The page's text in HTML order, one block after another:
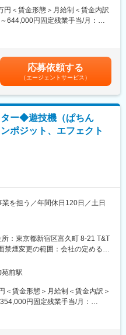
貫で開発できるワンストップ開
に基づく企画提案から始まり、
で面白さを最大化し、魅力的な
を研究してゲームの可能性を追
、引き締めや緩和の流れを予測
ウハウが、当社の開発を支える
いては、1000名～2000名以上の
プロジェクトを想定していま
ける各種コンテンツの企画
外スピーカーを含む）
トコンテンツの企画・実行
どを踏まえて、プロジェクトご
や経験を存分に発揮することが
トを担当するため、自身が関わ
貢献を果たすところまでクオリ
きます。
自社内のさまざまな部門と連携
できます。
円＜賃金形態＞月給制＜賃金内訳
644,000円固定残業手当/月：
します。■昇給：年1回（6月）■
あくまでも目安の金額であり、
ります。月給(月額)は固定手当を
応募依頼する
（エージェントサービス）
ター◆遊技機（ぱちん
ポジット、エフェクト
を担う／年間休日120日／土日
映像制作を行います。
ト、エフェクトの作成等、自身
ブな表現を追求できます。
、既存プロジェクトのさらなる
東京都新宿区富久町 8-21 T&T
禁煙変更の範囲：会社の定める事
前駅
＜賃金形態＞月給制＜賃金内訳＞
円固定残業手当/月：